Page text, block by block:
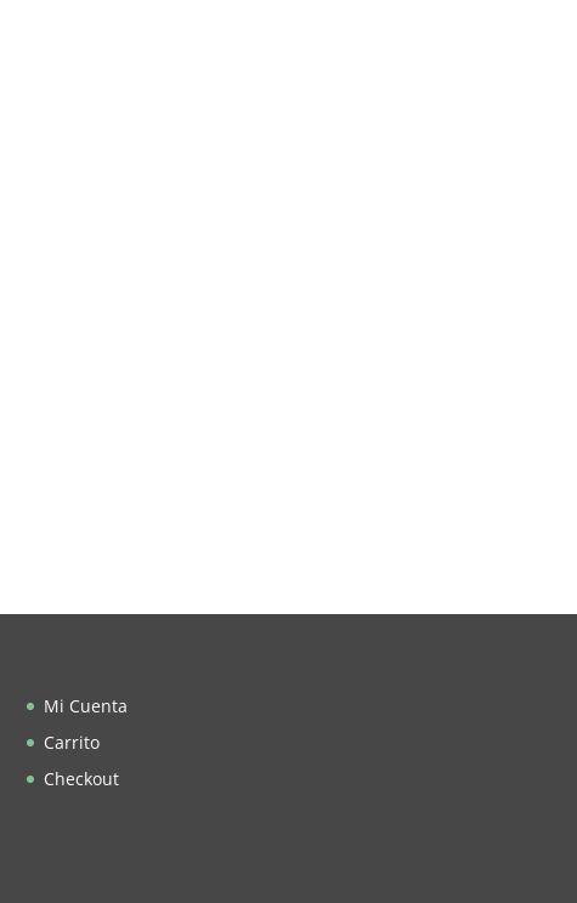
Mi Cuenta
Carrito
Checkout